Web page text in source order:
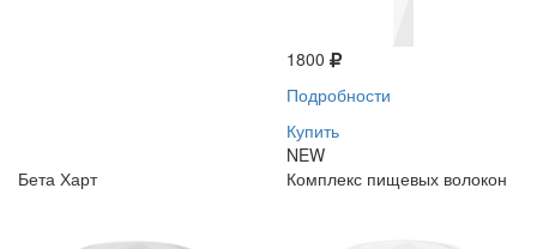
1800
Подробности
Купить
NEW
Бета Харт
Комплекс пищевых волокон